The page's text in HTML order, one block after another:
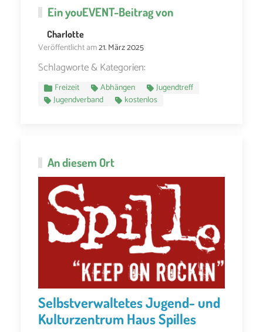
EinyouEVENT-Beitrag von
Charlotte
Veröffentlicht am21. März 2025
Schlagworte & Kategorien:
Freizeit Abhängen
Jugendtreff
Jugendverband
kostenlos
An diesem Ort
Selbstverwaltetes Jugend- und
Kulturzentrum Haus Spilles